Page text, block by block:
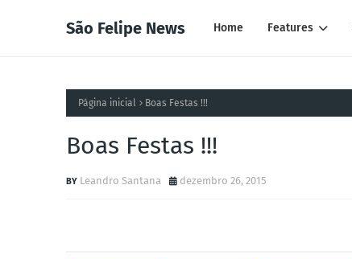
São Felipe News Home Features
Página inicial Boas Festas !!!
Boas Festas !!!
Leandro Santana dezembro 26, 2015